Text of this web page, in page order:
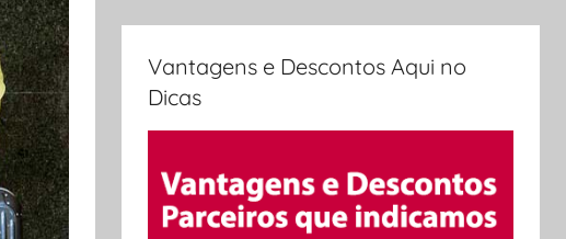
Vantagens e Descontos Aqui no
Dicas